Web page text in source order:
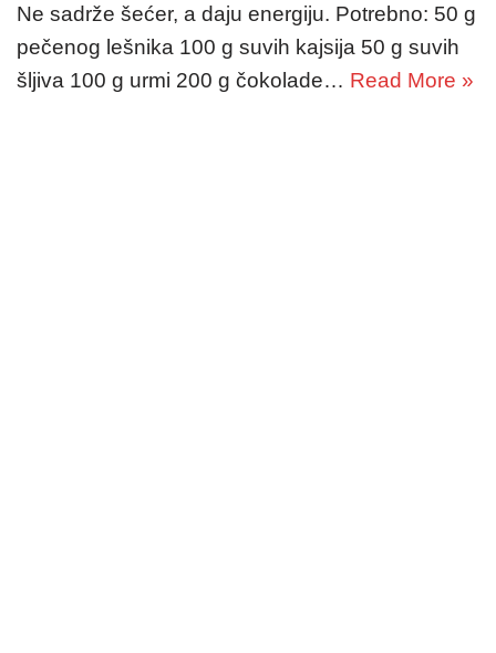
Ne sadrže šećer, a daju energiju. Potrebno: 50 g
pečenog lešnika 100 g suvih kajsija 50 g suvih
šljiva 100 g urmi 200 g čokolade… Read More »